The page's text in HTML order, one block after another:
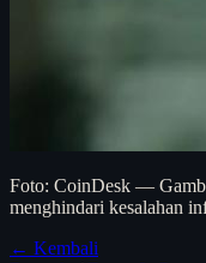
Foto: CoinDesk —
menghindari kesalahan
← Kembali